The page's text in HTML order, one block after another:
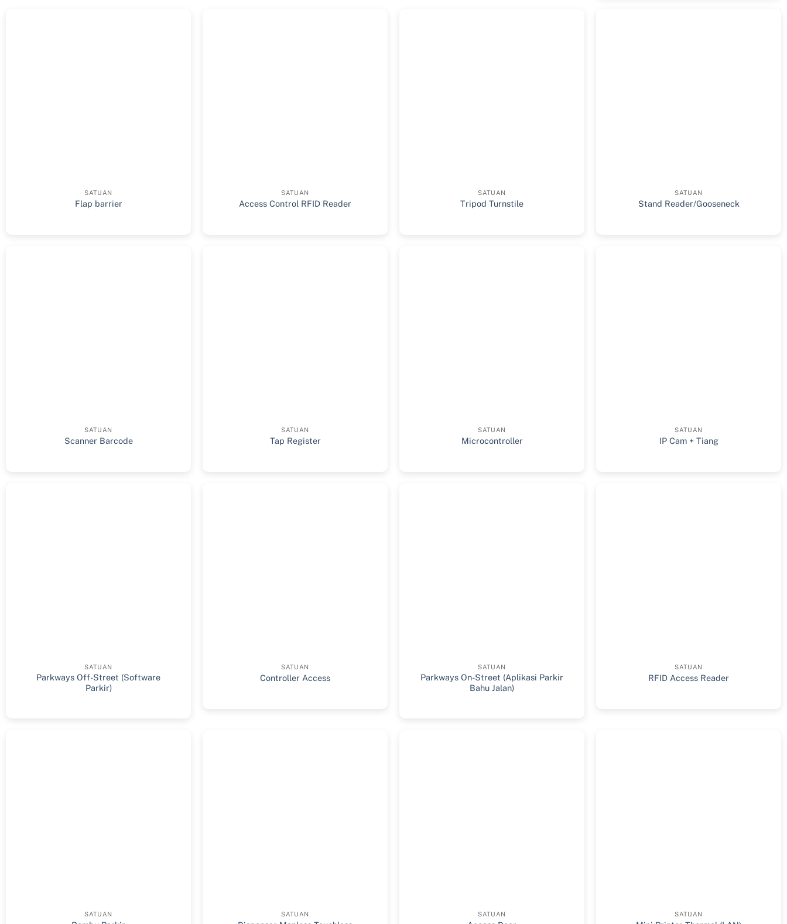
SATUAN
Flap barrier
SATUAN
Access Control RFID Reader
SATUAN
Tripod Turnstile
SATUAN
Stand Reader/Gooseneck
SATUAN
Scanner Barcode
SATUAN
Tap Register
SATUAN
Microcontroller
SATUAN
IP Cam + Tiang
SATUAN
Parkways Off-Street (Software
Parkir)
SATUAN
Controller Access
SATUAN
Parkways On-Street (Aplikasi Parkir
Bahu Jalan)
SATUAN
RFID Access Reader
SATUAN SATUAN SATUAN SATUAN